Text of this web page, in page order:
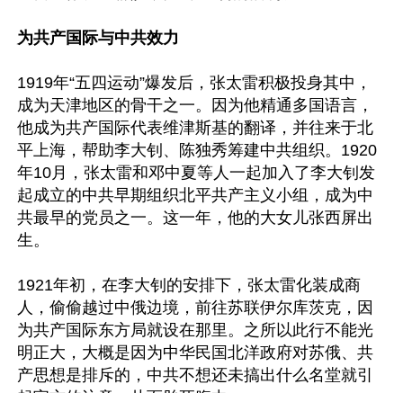
为共产国际与中共效力
1919年“五四运动”爆发后，张太雷积极投身其中，
成为天津地区的骨干之一。因为他精通多国语言，
他成为共产国际代表维津斯基的翻译，并往来于北
平上海，帮助李大钊、陈独秀筹建中共组织。1920
年10月，张太雷和邓中夏等人一起加入了李大钊发
起成立的中共早期组织北平共产主义小组，成为中
共最早的党员之一。这一年，他的大女儿张西屏出
生。
1921年初，在李大钊的安排下，张太雷化装成商
人，偷偷越过中俄边境，前往苏联伊尔库茨克，因
为共产国际东方局就设在那里。之所以此行不能光
明正大，大概是因为中华民国北洋政府对苏俄、共
产思想是排斥的，中共不想还未搞出什么名堂就引